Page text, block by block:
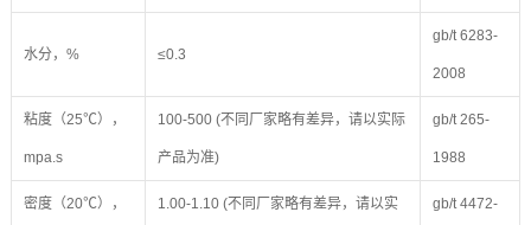
水分，% ≤0.3
gb/t 6283-
2008
粘度（25℃），
mpa.s
100-500 (不同厂家略有差异，请以实际
产品为准)
gb/t 265-
1988
密度（20℃）， 1.00-1.10 (不同厂家略有差异，请以实 gb/t 4472-